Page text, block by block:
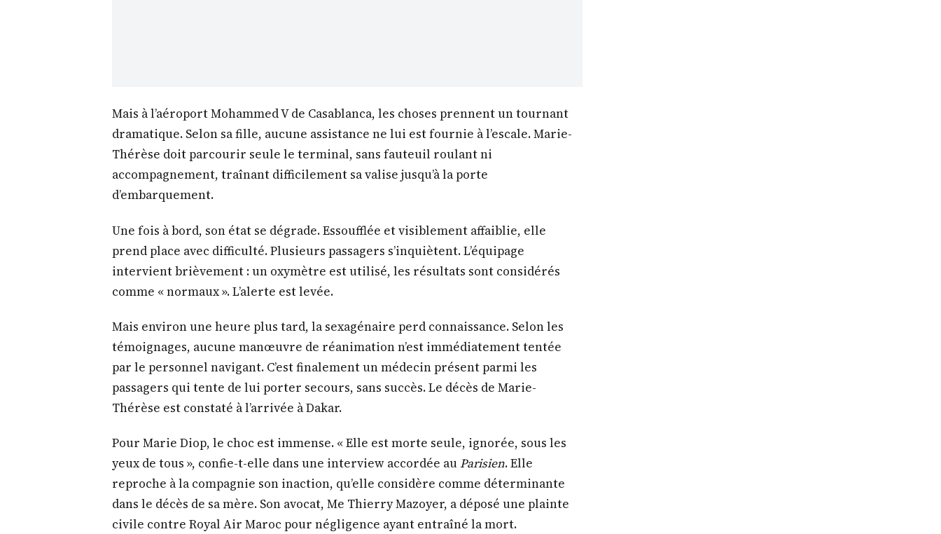
Mais à l’aéroport Mohammed V de Casablanca, les choses prennent un tournant
dramatique. Selon sa fille, aucune assistance ne lui est fournie à l’escale. Marie-
Thérèse doit parcourir seule le terminal, sans fauteuil roulant ni
accompagnement, traînant difficilement sa valise jusqu’à la porte
d’embarquement.
Une fois à bord, son état se dégrade. Essoufflée et visiblement affaiblie, elle
prend place avec difficulté. Plusieurs passagers s’inquiètent. L’équipage
intervient brièvement : un oxymètre est utilisé, les résultats sont considérés
comme « normaux ». L’alerte est levée.
Mais environ une heure plus tard, la sexagénaire perd connaissance. Selon les
témoignages, aucune manœuvre de réanimation n’est immédiatement tentée
par le personnel navigant. C’est finalement un médecin présent parmi les
passagers qui tente de lui porter secours, sans succès. Le décès de Marie-
Thérèse est constaté à l’arrivée à Dakar.
Pour Marie Diop, le choc est immense. « Elle est morte seule, ignorée, sous les
yeux de tous », confie-t-elle dans une interview accordée auParisien. Elle
reproche à la compagnie son inaction, qu’elle considère comme déterminante
dans le décès de sa mère. Son avocat, Me Thierry Mazoyer, a déposé une plainte
civile contre Royal Air Maroc pour négligence ayant entraîné la mort.